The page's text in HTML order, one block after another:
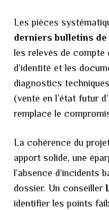
Les pièces
derniers bulletins
les relevés de
d’identité et les
diagnostics
(vente en l’état futur
remplace le
La cohérence du
apport solide, une
l’absence d’incidents
dossier. Un conseiller
identifier les points